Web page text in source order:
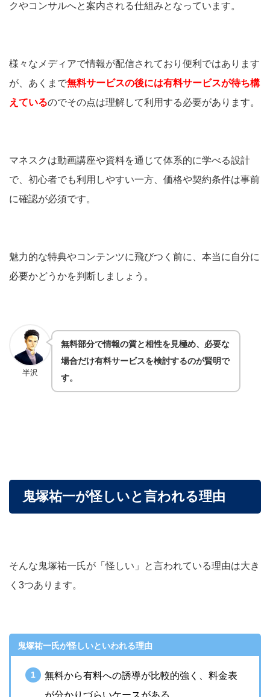
クやコンサルへと案内される仕組みとなっています。
様々なメディアで情報が配信されており便利ではあります
が、あくまで無料サービスの後には有料サービスが待ち構
えているのでその点は理解して利用する必要があります。
マネスクは動画講座や資料を通じて体系的に学べる設計
で、初心者でも利用しやすい一方、価格や契約条件は事前
に確認が必須です。
魅力的な特典やコンテンツに飛びつく前に、本当に自分に
必要かどうかを判断しましょう 。
半沢
無料部分で情報の質と相性を見極め、必要な
場合だけ有料サービスを検討するのが賢明で
す。
鬼塚祐一が怪しいと言われる理由
そんな鬼塚祐一氏が「怪しい」と言われている理由は大き
く3つあります。
鬼塚祐一氏が怪しいといわれる理由
無料から有料への誘導が比較的強く、料金表
が分かりづらいケースがある